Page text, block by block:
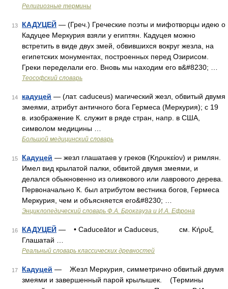
Религиозные термины
13 КАДУЦЕЙ — (Греч.) Греческие поэты и мифотворцы идею о
Кадуцее Меркурия взяли у египтян. Кадуцея можно
встретить в виде двух змей, обвившихся вокруг жезла, на
египетских монументах, построенных перед Озирисом.
Греки переделали его. Вновь мы находим его в&#8230; …
Теософский словарь
14 кадуцей — (лат. caduceus) магический жезл, обвитый двумя
змеями, атрибут античного бога Гермеса (Меркурия); с 19
в. изображение К. служит в ряде стран, напр. в США,
символом медицины …
Большой медицинский словарь
15 Кадуцей — жезл глашатаев у греков (Κηρυκείον) и римлян.
Имел вид крылатой палки, обвитой двумя змеями, и
делался обыкновенно из оливкового или лаврового дерева.
Первоначально К. был атрибутом вестника богов, Гермеса
Меркурия, чем и объясняется его&#8230; …
Энциклопедический словарь Ф.А. Брокгауза и И.А. Ефрона
16 КАДУЦЕЙ — • Caduceātor и Caduceus, см. Κήρυξ,
Глашатай …
Реальный словарь классических древностей
17 Кадуцей — Жезл Меркурия, симметрично обвитый двумя
змеями и завершенный парой крылышек. (Термины